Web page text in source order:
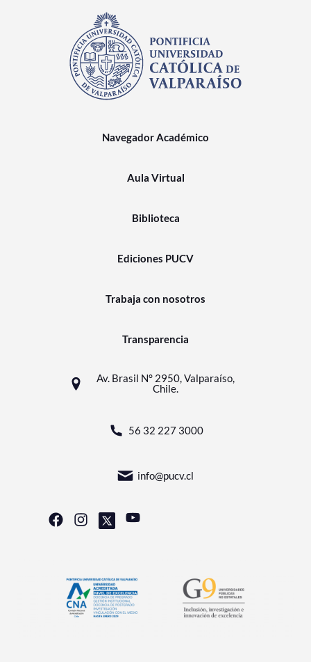
Navegador Académico
Aula Virtual
Biblioteca
Ediciones PUCV
Trabaja con nosotros
Transparencia
Av. Brasil N° 2950, Valparaíso,
Chile.
56 32 227 3000
info@pucv.cl